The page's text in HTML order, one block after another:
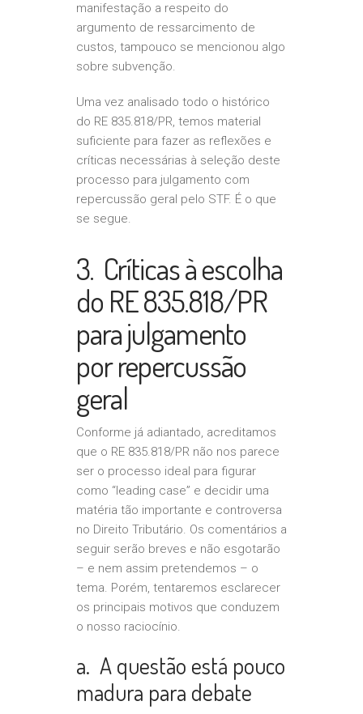
manifestação a respeito do
argumento de ressarcimento de
custos, tampouco se mencionou algo
sobre subvenção.
Uma vez analisado todo o histórico
do RE 835.818/PR, temos material
suficiente para fazer as reflexões e
críticas necessárias à seleção deste
processo para julgamento com
repercussão geral pelo STF. É o que
se segue.
3. Críticas à escolha
do RE 835.818/PR
para julgamento
por repercussão
geral
Conforme já adiantado, acreditamos
que o RE 835.818/PR não nos parece
ser o processo ideal para figurar
como “leading case” e decidir uma
matéria tão importante e controversa
no Direito Tributário. Os comentários a
seguir serão breves e não esgotarão
– e nem assim pretendemos – o
tema. Porém, tentaremos esclarecer
os principais motivos que conduzem
o nosso raciocínio.
a. A questão está pouco
madura para debate